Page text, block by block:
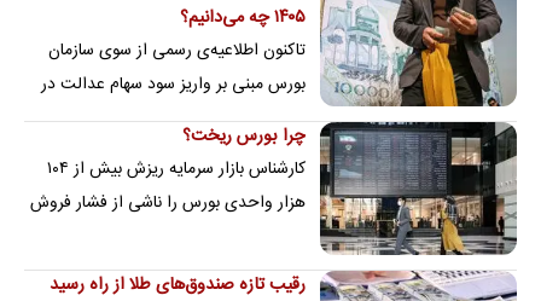
۱۴۰۵ چه می‌دانیم؟
تاکنون اطلاعیه‌ی رسمی از سوی سازمان
بورس مبنی بر واریز سود سهام عدالت در
تیر ماه منتشر نشده اما رسانه‌های زیادی با
آب…
چرا بورس ریخت؟‌
کارشناس بازار سرمایه ریزش بیش از ۱۰۴
هزار واحدی بورس را ناشی از فشار فروش
سیاسی اعلام کرد
رقیب تازه صندوق‌های طلا از راه رسید